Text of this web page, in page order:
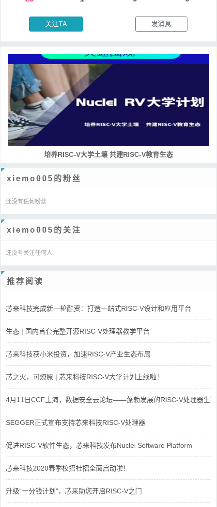
关注TA 发消息
培养RISC-V大学土壤 共建RISC-V教育生态
xiemo005的粉丝
还没有任何粉丝
xiemo005的关注
还没有关注任何人
推荐阅读
芯来科技完成新一轮融资：打造一站式RISC-V设计和应用平台
生态 | 国内首套完整开源RISC-V处理器教学平台
芯来科技获小米投资，加速RISC-V产业生态布局
芯之火，可燎原 | 芯来科技RISC-V大学计划上线啦！
4月11日CCF上海，数据安全云论坛——蓬勃发展的RISC-V处理器生态
SEGGER正式宣布支持芯来科技RISC-V处理器
促进RISC-V软件生态，芯来科技发布Nuclei Software Platform
芯来科技2020春季校招社招全面启动啦！
升级“一分钱计划”，芯来助您开启RISC-V之门